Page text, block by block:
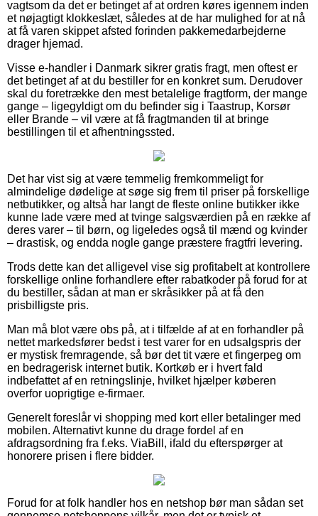
vagtsom da det er betinget af at ordren køres igennem inden
et nøjagtigt klokkeslæt, således at de har mulighed for at nå
at få varen skippet afsted forinden pakkemedarbejderne
drager hjemad.
Visse e-handler i Danmark sikrer gratis fragt, men oftest er
det betinget af at du bestiller for en konkret sum. Derudover
skal du foretrække den mest betalelige fragtform, der mange
gange – ligegyldigt om du befinder sig i Taastrup, Korsør
eller Brande – vil være at få fragtmanden til at bringe
bestillingen til et afhentningssted.
Det har vist sig at være temmelig fremkommeligt for
almindelige dødelige at søge sig frem til priser på forskellige
netbutikker, og altså har langt de fleste online butikker ikke
kunne lade være med at tvinge salgsværdien på en række af
deres varer – til børn, og ligeledes også til mænd og kvinder
– drastisk, og endda nogle gange præstere fragtfri levering.
Trods dette kan det alligevel vise sig profitabelt at kontrollere
forskellige online forhandlere efter rabatkoder på forud for at
du bestiller, sådan at man er skråsikker på at få den
prisbilligste pris.
Man må blot være obs på, at i tilfælde af at en forhandler på
nettet markedsfører bedst i test varer for en udsalgspris der
er mystisk fremragende, så bør det tit være et fingerpeg om
en bedragerisk internet butik. Kortkøb er i hvert fald
indbefattet af en retningslinje, hvilket hjælper køberen
overfor uoprigtige e-firmaer.
Generelt foreslår vi shopping med kort eller betalinger med
mobilen. Alternativt kunne du drage fordel af en
afdragsordning fra f.eks. ViaBill, ifald du efterspørger at
honorere prisen i flere bidder.
Forud for at folk handler hos en netshop bør man sådan set